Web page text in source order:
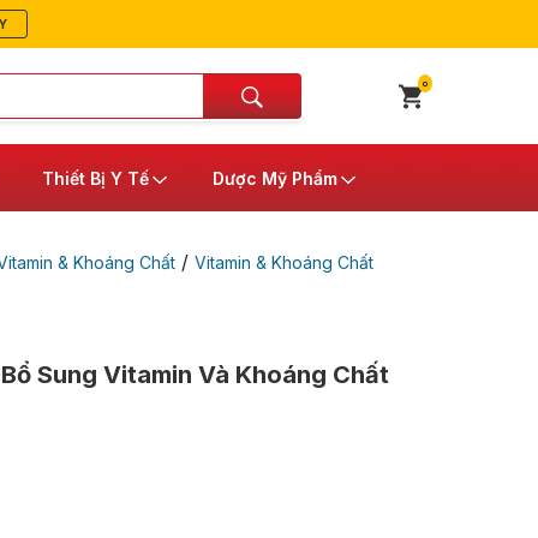
0
Thiết Bị Y Tế Dược Mỹ Phẩm
& Khoáng Chất/ Vitamin & Khoáng Chất
Sung Vitamin Và Khoáng Chất